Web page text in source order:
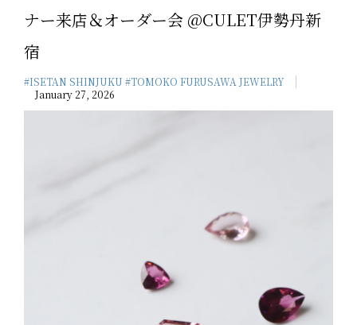
ナー来店＆オーダー会 @CULET伊勢丹新
宿
#ISETAN SHINJUKU #TOMOKO FURUSAWA JEWELRY
January 27, 2026